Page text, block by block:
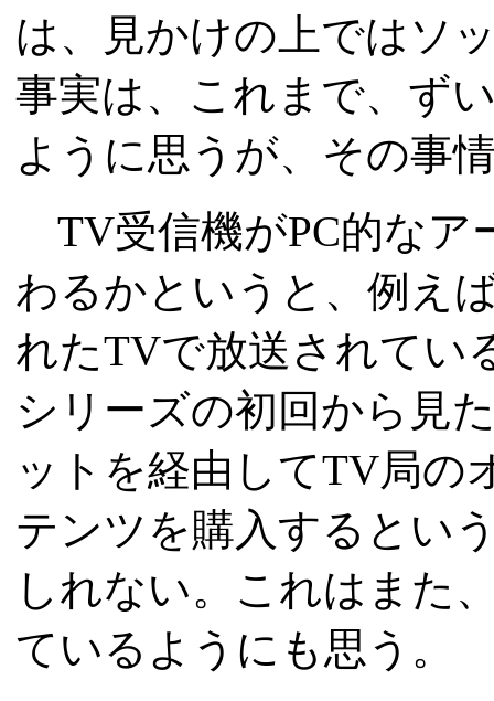
は、見かけの上ではソ
事実は、これまで、ず
ように思うが、その事
TV受信機がPC的なア
わるかというと、例え
れたTVで放送されてい
シリーズの初回から見
ットを経由してTV局の
テンツを購入するとい
しれない。これはまた
ているようにも思う。